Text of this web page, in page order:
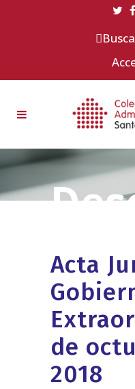
Acta
de
2018